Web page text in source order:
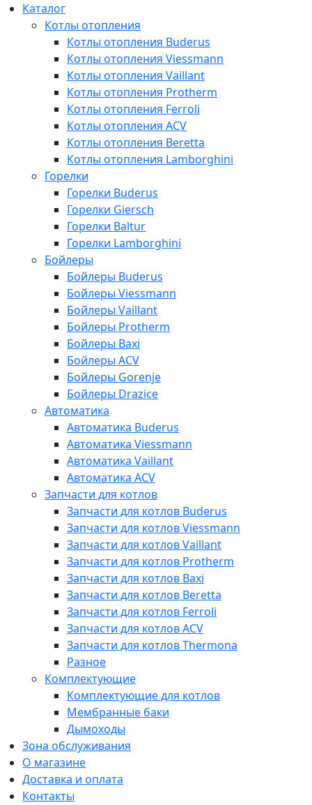
Каталог
Котлы отопления
Котлы отопления Buderus
Котлы отопления Viessmann
Котлы отопления Vaillant
Котлы отопления Protherm
Котлы отопления Ferroli
Котлы отопления ACV
Котлы отопления Beretta
Котлы отопления Lamborghini
Горелки
Горелки Buderus
Горелки Giersch
Горелки Baltur
Горелки Lamborghini
Бойлеры
Бойлеры Buderus
Бойлеры Viessmann
Бойлеры Vaillant
Бойлеры Protherm
Бойлеры Baxi
Бойлеры ACV
Бойлеры Gorenje
Бойлеры Drazice
Автоматика
Автоматика Buderus
Автоматика Viessmann
Автоматика Vaillant
Автоматика ACV
Запчасти для котлов
Запчасти для котлов Buderus
Запчасти для котлов Viessmann
Запчасти для котлов Vaillant
Запчасти для котлов Protherm
Запчасти для котлов Baxi
Запчасти для котлов Beretta
Запчасти для котлов Ferroli
Запчасти для котлов ACV
Запчасти для котлов Thermona
Разное
Комплектующие
Комплектующие для котлов
Мембранные баки
Дымоходы
Зона обслуживания
О магазине
Доставка и оплата
Контакты